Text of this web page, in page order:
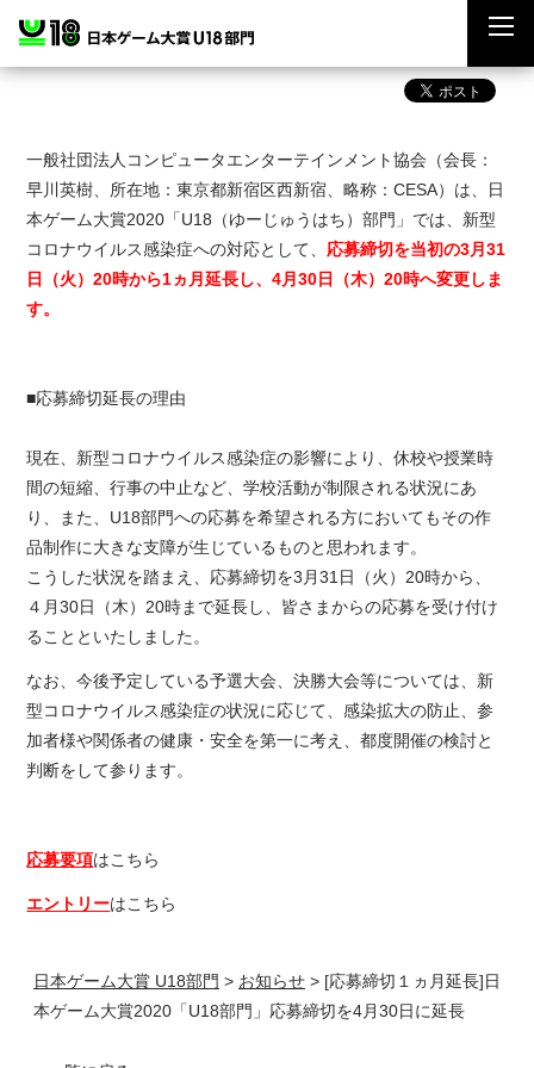
一般社団法人コンピュータエンターテインメント協会（会長：
早川英樹、所在地：東京都新宿区西新宿、略称：CESA）は、日
本ゲーム大賞2020「U18（ゆーじゅうはち）部門」では、新型
コロナウイルス感染症への対応として、 応募締切を当初の3月31
日（火）20時から1ヵ月延長し、4月30日（木）20時へ変更しま
す。
■応募締切延長の理由
現在、新型コロナウイルス感染症の影響により、休校や授業時
間の短縮、行事の中止など、学校活動が制限される状況にあ
り、また、U18部門への応募を希望される方においてもその作
品制作に大きな支障が生じているものと思われます。
こうした状況を踏まえ、応募締切を3月31日（火）20時から、
４月30日（木）20時まで延長し、皆さまからの応募を受け付け
ることといたしました。
なお、今後予定している予選大会、決勝大会等については、新
型コロナウイルス感染症の状況に応じて、感染拡大の防止、参
加者様や関係者の健康・安全を第一に考え、都度開催の検討と
判断をして参ります。
応募要項はこちら
エントリーはこちら
日本ゲーム大賞 U18部門 > お知らせ > [応募締切１ヵ月延長]日
本ゲーム大賞2020「U18部門」応募締切を4月30日に延長